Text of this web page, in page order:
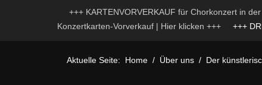
+++ KARTENVORVERKAUF für Chorkonzert in
Konzertkarten-Vorverkauf | Hier klicken +++ +++
Aktuelle Seite: Home Über uns Der